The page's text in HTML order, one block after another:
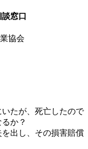
窓口
協会
たが、死亡したので
か？
出し、その損害賠償